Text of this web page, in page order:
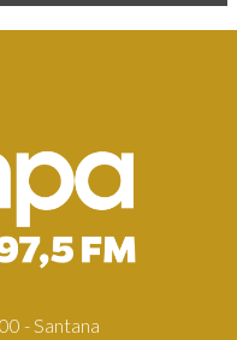
- Santana